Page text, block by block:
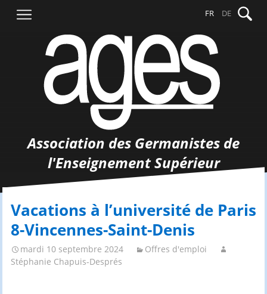
contenu
FR DE
Association des Germanistes de
l'Enseignement Supérieur
Vacations à l’université de Paris
8-Vincennes-Saint-Denis
mardi 10 septembre 2024
Offres d'emploi
Stéphanie Chapuis-Després